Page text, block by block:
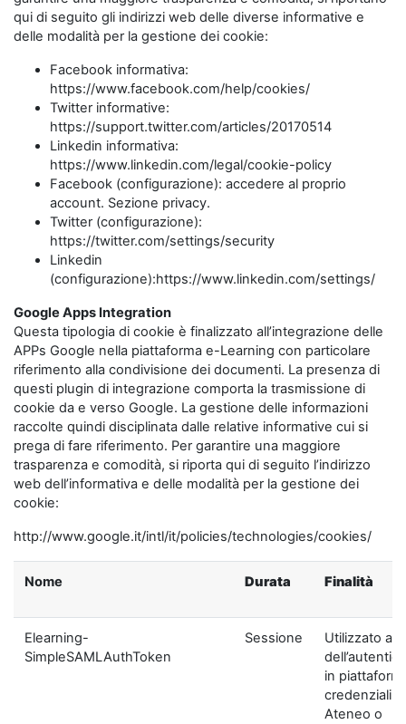
qui di seguito gli indirizzi web delle diverse informative e
delle modalità per la gestione dei cookie:
Facebook informativa:
https://www.facebook.com/help/cookies/
Twitter informative:
https://support.twitter.com/articles/20170514
Linkedin informativa:
https://www.linkedin.com/legal/cookie-policy
Facebook (configurazione): accedere al proprio
account. Sezione privacy.
Twitter (configurazione):
https://twitter.com/settings/security
Linkedin
(configurazione):https://www.linkedin.com/settings/
Google Apps Integration
Questa tipologia di cookie è finalizzato all’integrazione delle
APPs Google nella piattaforma e-Learning con particolare
riferimento alla condivisione dei documenti. La presenza di
questi plugin di integrazione comporta la trasmissione di
cookie da e verso Google. La gestione delle informazioni
raccolte quindi disciplinata dalle relative informative cui si
prega di fare riferimento. Per garantire una maggiore
trasparenza e comodità, si riporta qui di seguito l’indirizzo
web dell’informativa e delle modalità per la gestione dei
cookie:
http://www.google.it/intl/it/policies/technologies/cookies/
Nome Durata Finalità
Elearning-
SimpleSAMLAuthToken
Sessione
Utilizzato ai
in
credenziali di
Ateneo o